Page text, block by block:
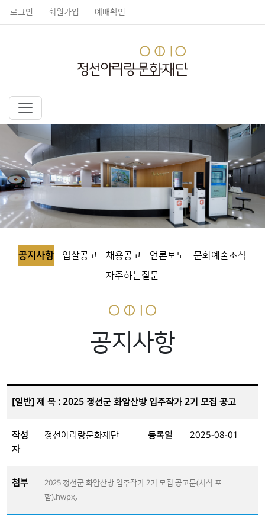
로그인 회원가입 예매확인
공지사항 입찰공고 채용공고 언론보도
문화예술소식
자주하는질문
공지사항
[일반] 제 목 : 2025 정선군 화암산방 입주작가 2기 모집 공고
작성
자
정선아리랑문화재단 등록일 2025-08-01
첨부
2025 정선군 화암산방 입주작가 2기 모집 공고문(서식 포
함).hwpx,